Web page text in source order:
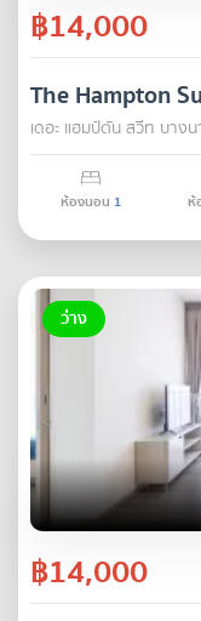
฿14,000
The Hampton
เดอะ แฮมป์ตัน สวีท บาง
ห้องนอน 1 ห้
ว่าง
฿14,000